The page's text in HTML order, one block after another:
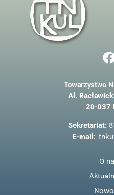
F
e
b
k
Towarzystwo
Al.
20-037
Sekretariat:
E-mail:
O